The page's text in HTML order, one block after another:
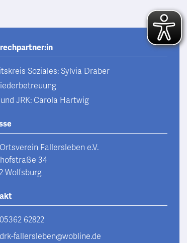
Soziales: Sylvia Draber
JRK: Carola Hartwig
Fallersleben e.V.
34
Wolfsburg
05362 62822
drk-fallersleben@wobline.de